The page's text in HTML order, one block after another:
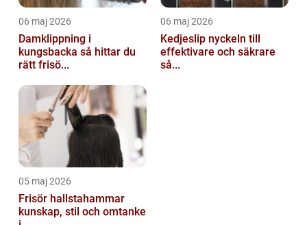
06 maj 2026
Damklippning i
kungsbacka så hittar du
rätt frisö...
06 maj 2026
Kedjeslip nyckeln till
effektivare och säkrare
så...
05 maj 2026
Frisör hallstahammar
kunskap, stil och omtanke